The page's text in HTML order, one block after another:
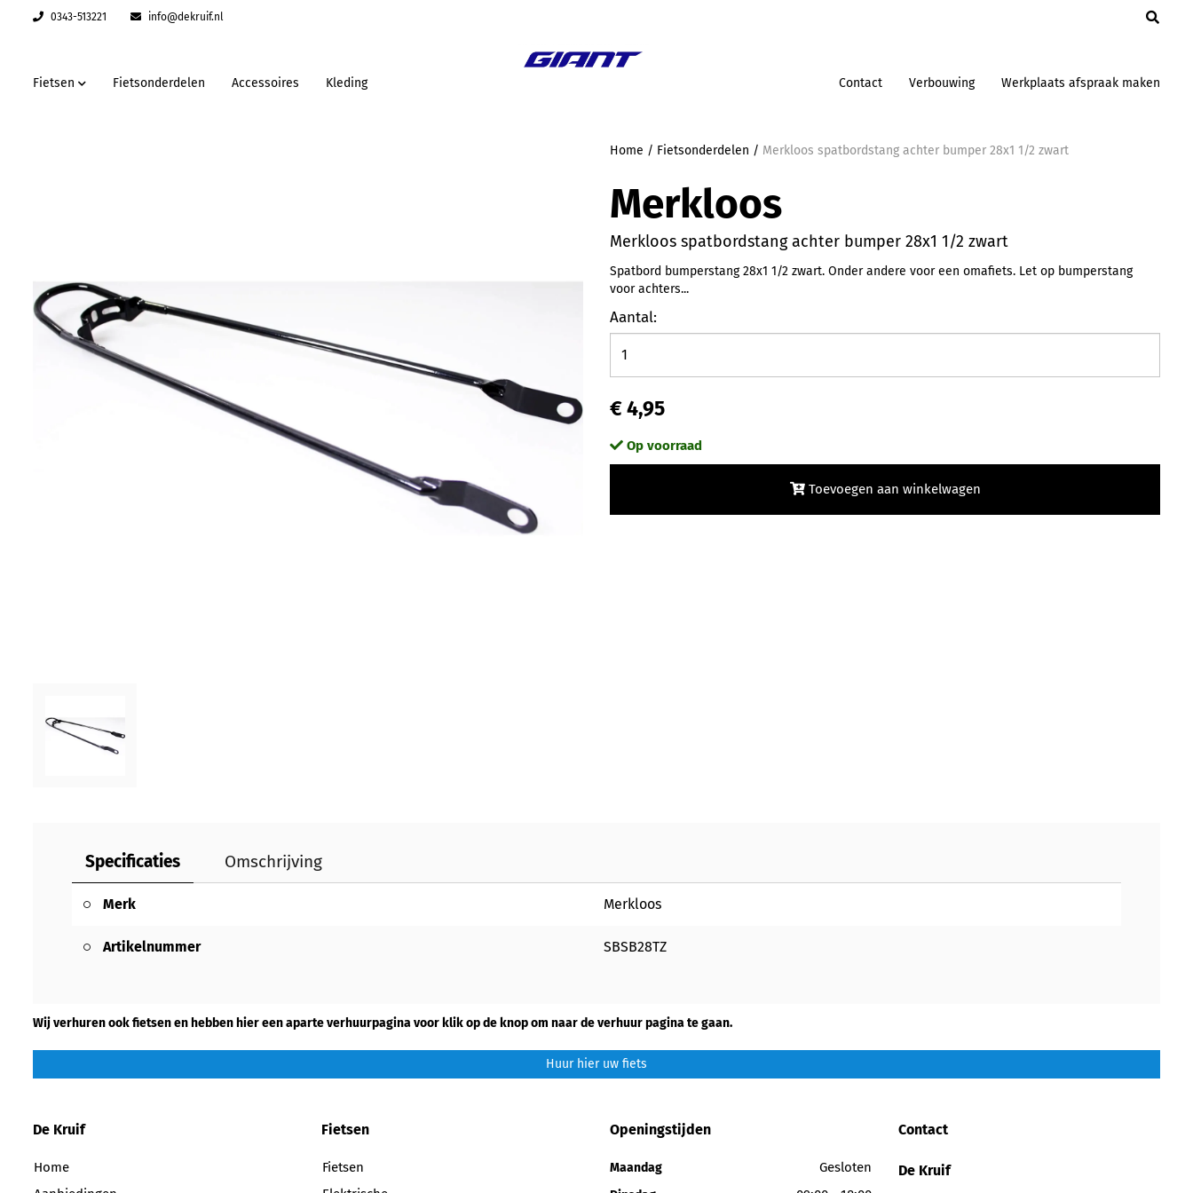
0343-513221 info@dekruif.nl
Fietsen Fietsonderdelen Accessoires Kleding Contact Verbouwing Werkplaats afspraak maken
Home / Fietsonderdelen / Merkloos spatbordstang achter bumper 28x1 1/2 zwart
Merkloos
Merkloos spatbordstang achter bumper 28x1 1/2 zwart
Spatbord bumperstang 28x1 1/2 zwart. Onder andere voor een omafiets. Let op bumperstang
voor achters...
Aantal:
€ 4,95
Op voorraad
Toevoegen aan winkelwagen
Specificaties Omschrijving
Merk Merkloos
Artikelnummer SBSB28TZ
Wij verhuren ook fietsen en hebben hier een aparte verhuurpagina voor klik op de knop om naar de verhuur pagina te gaan.
Huur hier uw fiets
De Kruif
Home
Fietsen
Fietsen
Openingstijden
Maandag Gesloten
Contact
De Kruif